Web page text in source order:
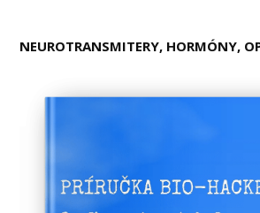
NEUROTRANSMITERY, HORMÓNY,